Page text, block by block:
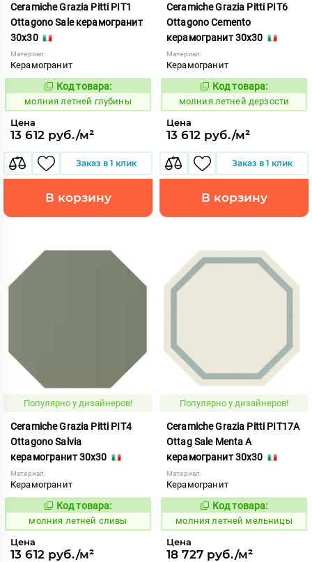
Ceramiche Grazia Pitti PIT1
Ottagono Sale керамогранит
30x30
Материал:
Керамогранит
1005892
Код товара:
молния летней глубины
Цена
13 612 руб./м²
Заказ в 1 клик
В корзину
Ceramiche Grazia Pitti PIT6
Ottagono Cemento
керамогранит 30x30
Материал:
Керамогранит
1005895
Код товара:
молния летней дерзости
Цена
13 612 руб./м²
Заказ в 1 клик
В корзину
Популярно у дизайнеров!
Ceramiche Grazia Pitti PIT4
Ottagono Salvia
керамогранит 30x30
Материал:
Керамогранит
1005886
Код товара:
молния летней сливы
Цена
13 612 руб./м²
Популярно у дизайнеров!
Ceramiche Grazia Pitti PIT17A
Ottag Sale Menta A
керамогранит 30x30
Материал:
Керамогранит
1005924
Код товара:
молния летней мельницы
Цена
18 727 руб./м²